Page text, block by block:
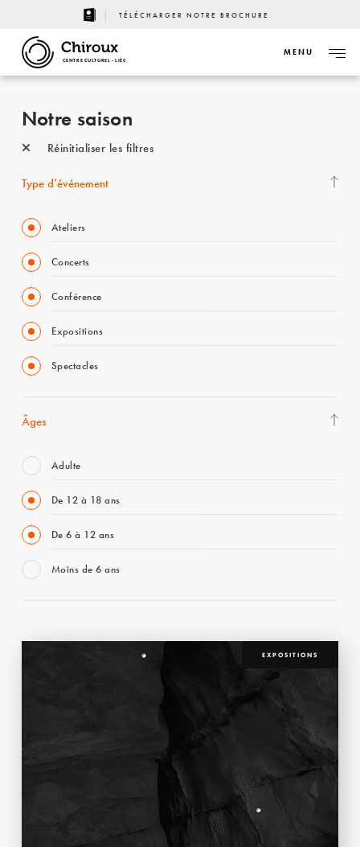
TÉLÉCHARGER NOTRE BROCHURE
CENTRE CULTUREL - LIÈGE
MENU
Notre saison
Réinitialiser les filtres
Type d’événement
Ateliers
Concerts
Conférence
Expositions
Spectacles
Âges
Adulte
De 12 à 18 ans
De 6 à 12 ans
Moins de 6 ans
EXPOSITIONS